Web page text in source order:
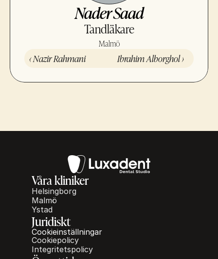
Nader Saad
Tandläkare
Malmö
‹ Nazir Rahmani Ibrahim Alborghol ›
Våra kliniker
Helsingborg
Malmö
Ystad
Juridiskt
Cookieinställningar
Cookiepolicy
Integritetspolicy